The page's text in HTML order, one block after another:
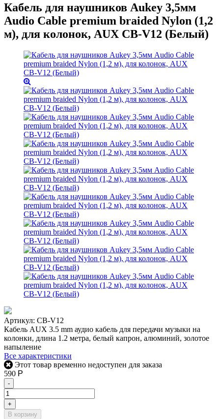
Кабель для наушников Aukey 3,5мм
Audio Cable premium braided Nylon (1,2
м), для колонок, AUX CB-V12 (Белый)
Артикул: CB-V12
Кабель AUX 3.5 mm аудио кабель для передачи музыки на
колонки, длина 1.2 метра, белый капрон, алюминий, золотое
напыление
Все характеристики
Этот товар временно недоступен для заказа
590 Р
-
+
В корзину